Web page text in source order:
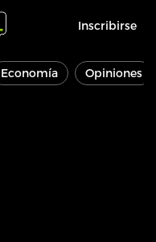
Inscribirse
Economía Opiniones